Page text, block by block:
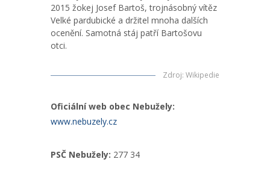
2015 žokej Josef Bartoš, trojnásobný vítěz
Velké pardubické a držitel mnoha dalších
ocenění. Samotná stáj patří Bartošovu
otci.
Zdroj: Wikipedie
Oficiální web obec Nebužely:
www.nebuzely.cz
PSČ Nebužely: 277 34